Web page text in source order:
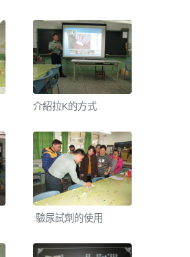
介紹拉K的方式
:驗尿試劑的使用